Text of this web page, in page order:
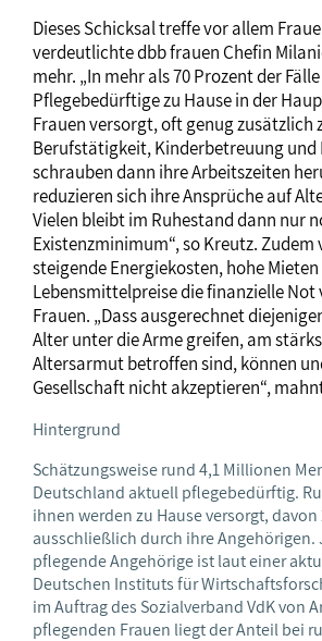
Dieses Schicksal treffe vor allem
verdeutlichte dbb frauen Chefin
mehr. „In mehr als 70 Prozent der
Pflegebedürftige zu Hause in der
Frauen versorgt, oft genug zusätzlich
Berufstätigkeit, Kinderbetreuung und
schrauben dann ihre Arbeitszeiten
reduzieren sich ihre Ansprüche auf
Vielen bleibt im Ruhestand dann nur
Existenzminimum“, so Kreutz.
steigende Energiekosten, hohe
Lebensmittelpreise die finanzielle Not
Frauen. „Dass ausgerechnet
Alter unter die Arme greifen, am
Altersarmut betroffen sind, können
Gesellschaft nicht akzeptieren“,
Hintergrund
Schätzungsweise rund 4,1 Millionen
Deutschland aktuell pflegebedürftig.
ihnen werden zu Hause versorgt,
ausschließlich durch ihre
pflegende Angehörige ist laut einer
Deutschen Instituts für
im Auftrag des Sozialverband VdK von
pflegenden Frauen liegt der Anteil bei